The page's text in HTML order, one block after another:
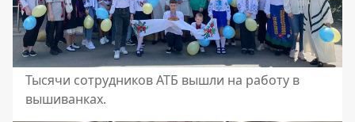
Тысячи сотрудников АТБ вышли на работу в
вышиванках.